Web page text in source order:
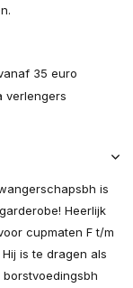
Uitverkocht
35 euro
verlengers
is
Heerlijk
cupmaten F t/m
is te dragen als